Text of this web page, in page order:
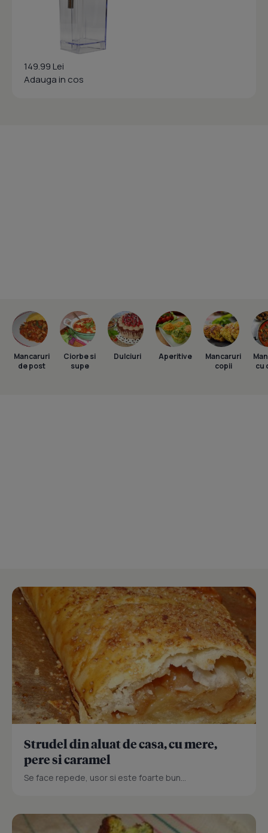
149.99 Lei
Adauga in cos
Mancaruri
de post
Ciorbe si
supe
Dulciuri Aperitive
Mancaruri
copii
cu
Strudel din aluat de casa, cu mere,
pere si caramel
Se face repede, usor si este foarte bun...